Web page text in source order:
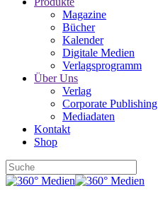
Magazine
Bücher
Kalender
Digitale Medien
Verlagsprogramm
Über Uns
Verlag
Corporate Publishing
Mediadaten
Kontakt
Shop